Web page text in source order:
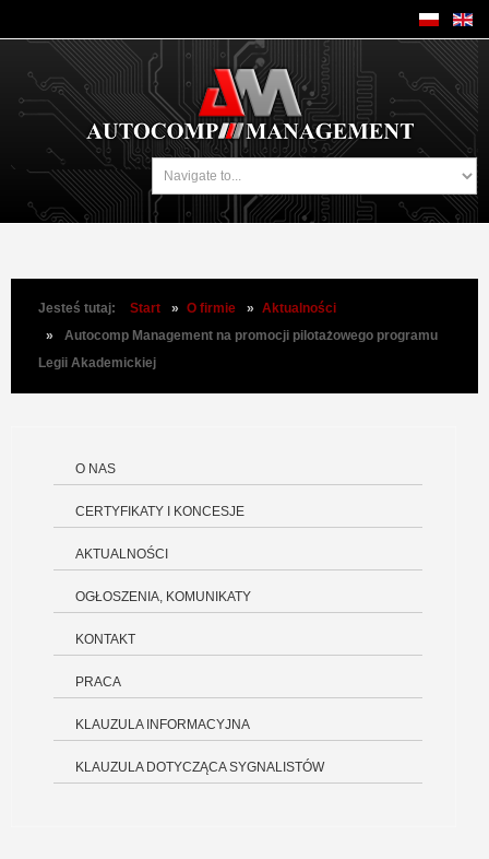
Jesteś tutaj: Start » O firmie » Aktualności
»
Autocomp Management na promocji pilotażowego programu
Legii Akademickiej
O NAS
CERTYFIKATY I KONCESJE
AKTUALNOŚCI
OGŁOSZENIA, KOMUNIKATY
KONTAKT
PRACA
KLAUZULA INFORMACYJNA
KLAUZULA DOTYCZĄCA SYGNALISTÓW